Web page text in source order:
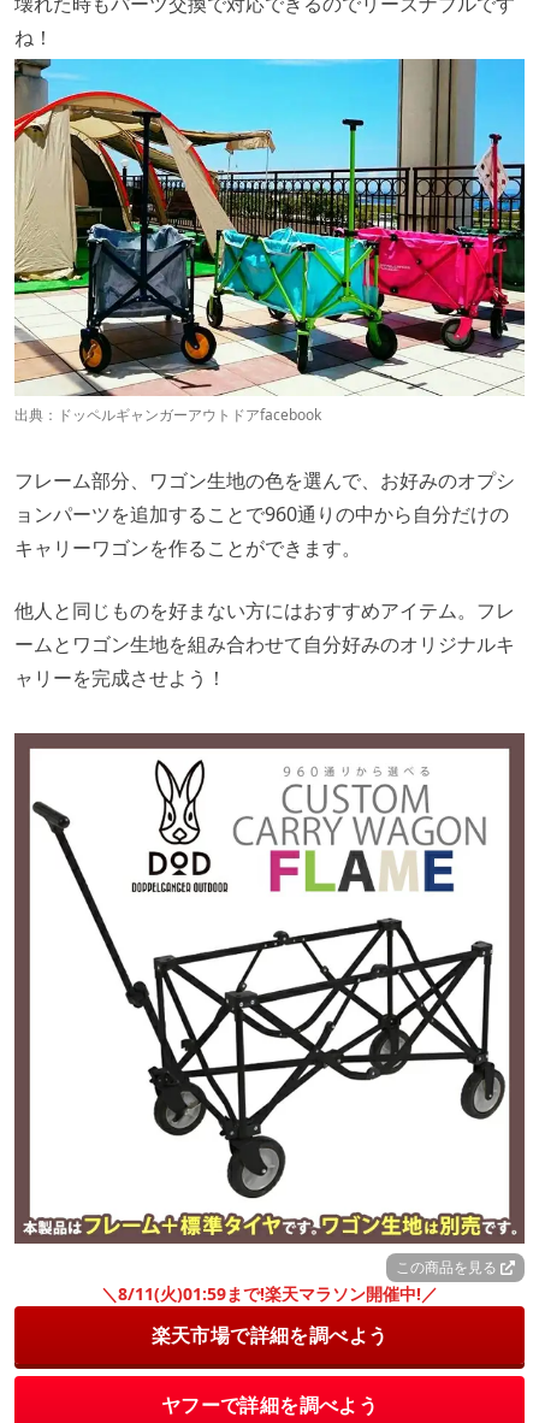
ね！
出典： ドッペルギャンガーアウトドアfacebook
フレーム部分、ワゴン生地の色を選んで、お好みのオプシ
ョンパーツを追加することで960通りの中から自分だけの
キャリーワゴンを作ることができます。
他人と同じものを好まない方にはおすすめアイテム。フレ
ームとワゴン生地を組み合わせて自分好みのオリジナルキ
ャリーを完成させよう！
この商品を見る
＼8/11(火)01:59まで!楽天マラソン開催中!／
楽天市場で詳細を調べよう
ヤフーで詳細を調べよう